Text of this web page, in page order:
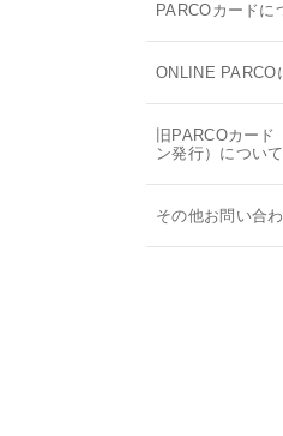
PARCOカードに
ONLINE PARCO
旧PARCOカー
ン発行）について
その他お問い合